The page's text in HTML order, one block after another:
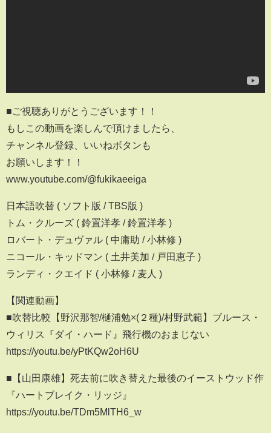
■ご視聴ありがとうございます！！
もしこの動画を楽しんで頂けましたら、
チャンネル登録、いいねボタンも
お願いします！！
www.youtube.com/@fukikaeeiga
日本語吹替 ( ソフト版 / TBS版 )
トム・クルーズ ( 鈴置洋孝 / 鈴置洋孝 )
ロバート・デュヴァル ( 中庸助 / 小林修 )
ニコール・キッドマン ( 土井美加 / 戸田恵子 )
ランディ・クエイド ( 小林修 / 麦人 )
【関連動画】
■吹替比較【野沢那智/樋浦勉×(２種)/村野武範】ブルース・
ウィリス『ダイ・ハード』飛行機のおまじない
https://youtu.be/yPtKQw2oH6U
■【山田康雄】死去前に吹き替えた最後のイーストウッド作
『ハートブレイク・リッジ』
https://youtu.be/TDm5MlTH6_w